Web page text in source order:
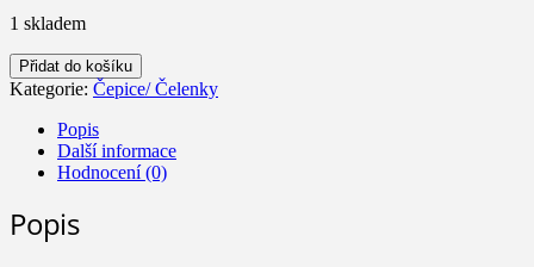
1 skladem
Čelenka
Oranžáda
množství
Přidat do košíku
Kategorie: Čepice/ Čelenky
Popis
Další informace
Hodnocení (0)
Popis